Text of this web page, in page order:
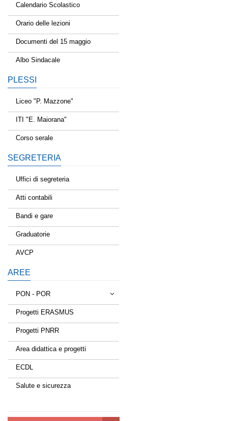
Calendario Scolastico
Orario delle lezioni
Documenti del 15 maggio
Albo Sindacale
PLESSI
Liceo "P. Mazzone"
ITI "E. Maiorana"
Corso serale
SEGRETERIA
Uffici di segreteria
Atti contabili
Bandi e gare
Graduatorie
AVCP
AREE
PON - POR
Tessere la rete
Estate a scuola
Scuola d'estate
Progetti ERASMUS
Progetti PNRR
Area didattica e progetti
ECDL
Salute e sicurezza